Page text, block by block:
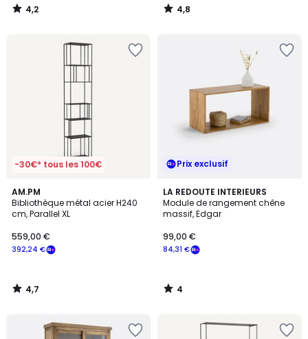
4,2
/
4,8
/
-30€* tous les 100€
AM.PM
Bibliothèque métal acier H240
cm, Parallel XL
392,24 €
559,00 €
4,7
/ 5
4,7
/
Prix exclusif
LA REDOUTE INTERIEURS
Module de rangement chêne
massif, Edgar
84,31 €
99,00 €
4
/
5
4
/